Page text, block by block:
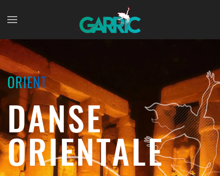
Skip to main content
ORIENT
DANSE
ORIENTALE